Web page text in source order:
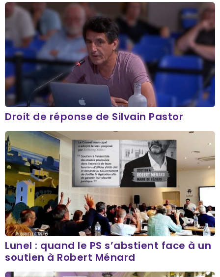
Droit de réponse de Silvain Pastor
Lunel : quand le PS s’abstient face à un
soutien à Robert Ménard